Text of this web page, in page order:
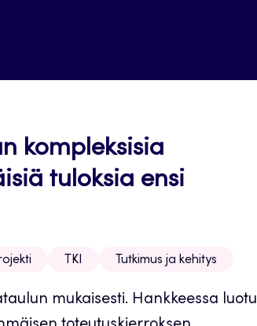
kompleksisia
tuloksia ensi
TKI Tutkimus ja kehitys
mukaisesti. Hankkeessa luotu